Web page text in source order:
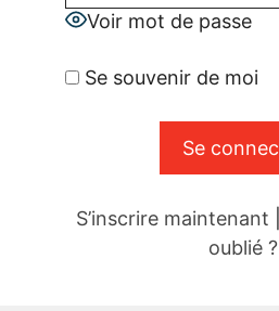
Voir mot de passe
Se souvenir de moi
S’inscrire maintenant
oublié ?